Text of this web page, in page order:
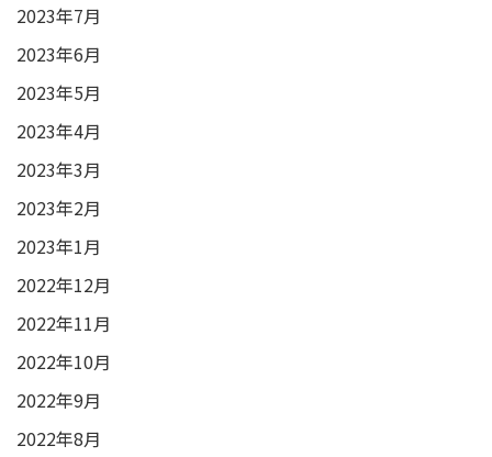
2023年7月
2023年6月
2023年5月
2023年4月
2023年3月
2023年2月
2023年1月
2022年12月
2022年11月
2022年10月
2022年9月
2022年8月